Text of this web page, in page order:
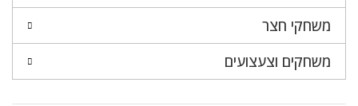
משחקי חצר
משחקים וצעצועים